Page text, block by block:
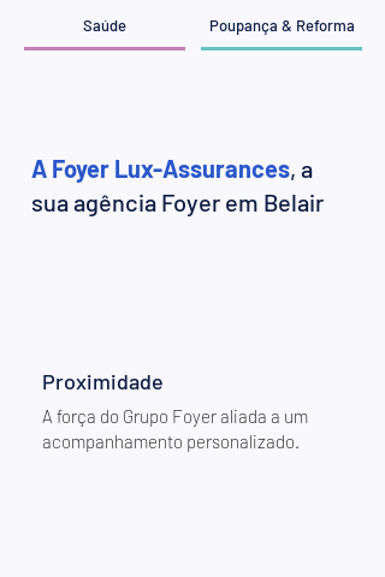
Saúde Poupança & Reforma
A Foyer Lux-Assurances, a
sua agência Foyer em Belair
Proximidade
A força do Grupo Foyer aliada a um
acompanhamento personalizado.